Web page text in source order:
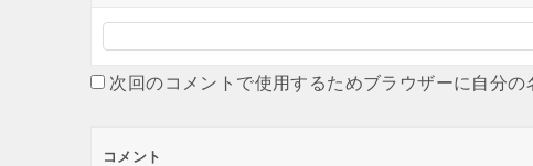
次回のコメントで使用するためブラウザーに自分の
コメント